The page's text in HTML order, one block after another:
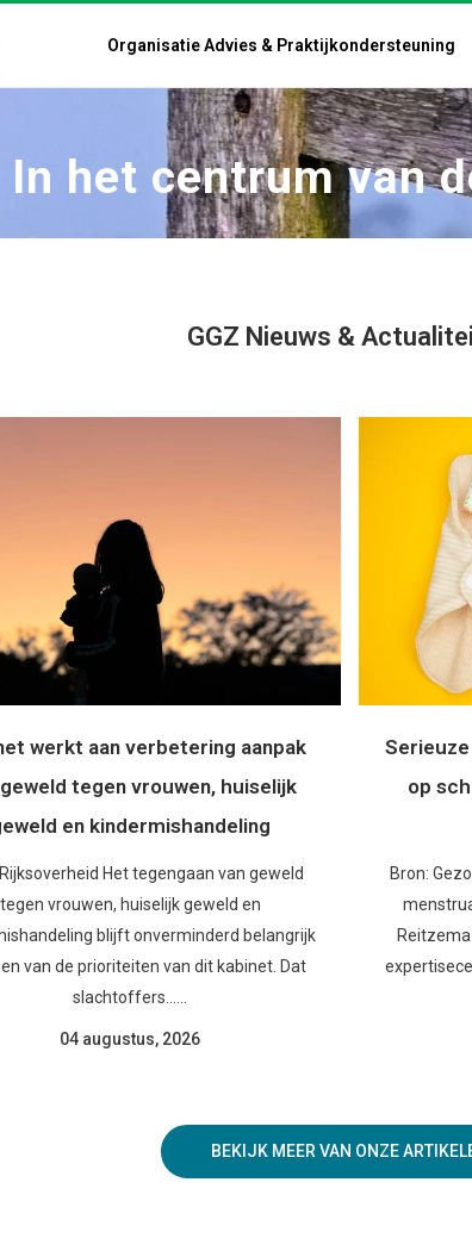
Organisatie Advies & Praktijkondersteuning
In het centrum van
GGZ Nieuws &
werkt aan verbetering aanpak
tegen vrouwen, huiselijk
en kindermishandeling
Het tegengaan van geweld
tegen vrouwen, huiselijk geweld en
blijft onverminderd belangrijk
van de prioriteiten van dit kabinet. Dat
slachtoffers......
04 augustus, 2026
op
Bron:
BEKIJK MEER VAN ONZE